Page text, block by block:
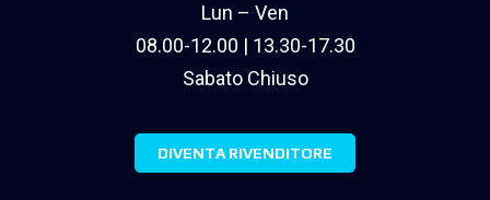
Lun – Ven
08.00-12.00 | 13.30-17.30
Sabato Chiuso
DIVENTA RIVENDITORE